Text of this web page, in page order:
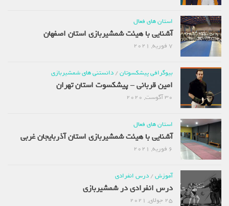
استان های فعال
آشنایی با هیئت شمشیربازی استان اصفهان
7 فوریه, 2021
بیوگرافی پیشکسوتان/ دانستنی های شمشیربازی
امین قربانی – پیشکسوت استان تهران
30 آگوست, 2020
استان های فعال
آشنایی با هیئت شمشیربازی استان آذربایجان غربی
6 فوریه, 2021
آموزش/ درس انفرادی
درس انفرادی در شمشیربازی
25 جولای, 2021